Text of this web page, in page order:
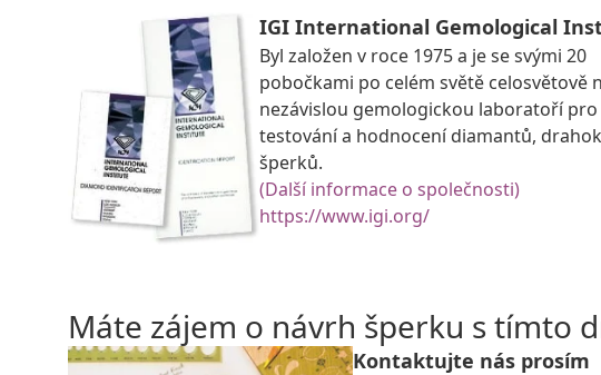
IGI International Gemological
Byl založen v roce 1975 a je se svými 20
pobočkami po celém světě celosvětově
nezávislou gemologickou laboratoří pro
testování a hodnocení diamantů,
šperků.
(Další informace o společnosti)
https://www.igi.org/
Máte zájem o návrh šperku s tímto
Kontaktujte nás prosím